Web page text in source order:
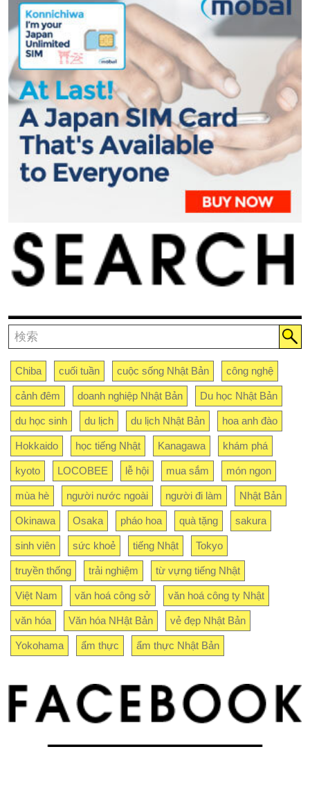
Chiba cuối tuần cuộc sống Nhật Bản công nghệ
cảnh đêm doanh nghiệp Nhật Bản Du học Nhật Bản
du học sinh du lịch du lịch Nhật Bản hoa anh đào
Hokkaido học tiếng Nhật Kanagawa khám phá
kyoto LOCOBEE lễ hội mua sắm món ngon
mùa hè người nước ngoài người đi làm Nhật Bản
Okinawa Osaka pháo hoa quà tặng sakura
sinh viên sức khoẻ tiếng Nhật Tokyo
truyền thống trải nghiệm từ vựng tiếng Nhật
Việt Nam văn hoá công sở văn hoá công ty Nhật
văn hóa Văn hóa NHật Bản vẻ đẹp Nhật Bản
Yokohama ẩm thực ẩm thực Nhật Bản